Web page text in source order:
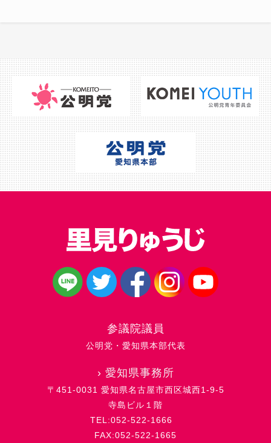
参議院議員
公明党・愛知県本部代表
› 愛知県事務所
〒451-0031 愛知県名古屋市西区城西1-9-5
寺島ビル１階
TEL:052-522-1666
FAX:052-522-1665